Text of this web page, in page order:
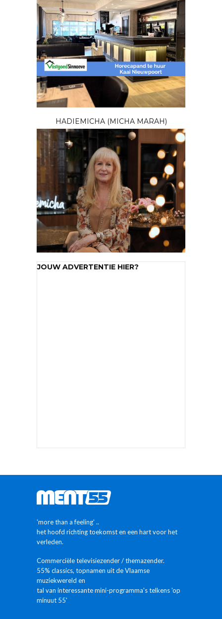
HADIEMICHA (MICHA MARAH)
JOUW ADVERTENTIE HIER?
'more than a feeling' ..
het hoofd richting toekomst en een hart voor het
verleden.
Commerciële televisiezender / themazender.
55% classics, topnamen uit de Vlaamse
muziekwereld en
tal van interessante mini-programma's telkens 'op
minuut 55'